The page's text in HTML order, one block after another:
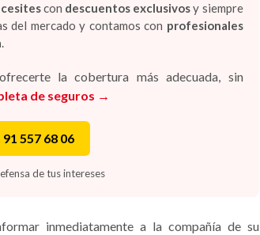
con descuentos exclusivosy siempre
del mercado y contamos con profesionales
.
la cobertura más adecuada, sin
de seguros →
91 557 68 06
de tus intereses
inmediatamente a la compañía de su